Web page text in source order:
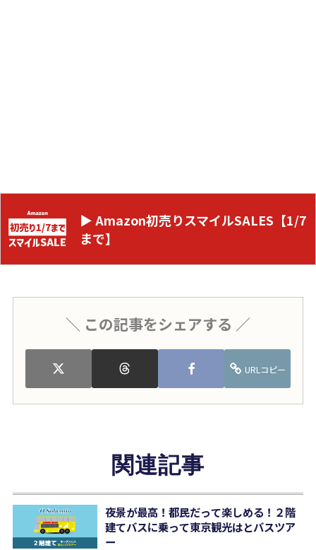
▶ Amazon初売りスマイルSALES【1/7
まで】
＼ この記事をシェアする ／
URLコピー
関連記事
夜景が最高！都民だって楽しめる！２階
建てバスに乗って東京観光はとバスツア
ー